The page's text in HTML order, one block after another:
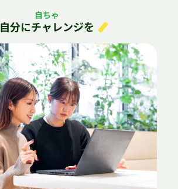
自ちゃ
自分にチャレンジを